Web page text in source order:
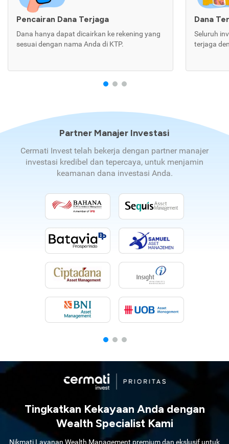
Pencairan Dana Terjaga
Dana hanya dapat dicairkan ke rekening yang
sesuai dengan nama Anda di KTP.
Dana
Seluruh
terjaga
Partner Manajer Investasi
Cermati Invest telah bekerja dengan partner manajer
investasi kredibel dan tepercaya, untuk menjamin
keamanan dana investasi Anda.
Tingkatkan Kekayaan Anda dengan
Wealth Specialist Kami
Nikmati Layanan Wealth Management premium dan ekslusif untuk